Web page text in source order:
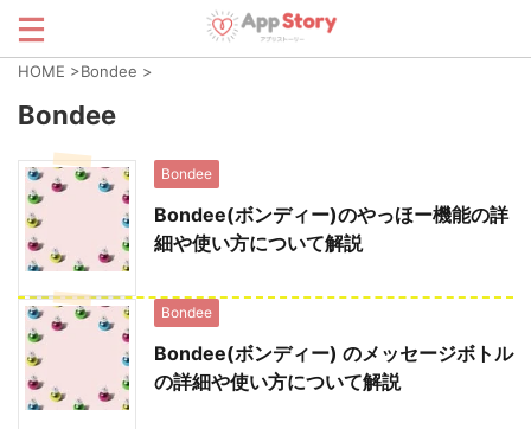
HOME >Bondee >
Bondee
Bondee
Bondee(ボンディー)のやっほー機能の詳
細や使い方について解説
Bondee
Bondee(ボンディー) のメッセージボトル
の詳細や使い方について解説